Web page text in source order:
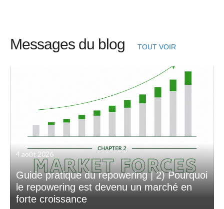
Messages du blog TOUT VOIR
4 août 2026
Guide pratique du repowering | 2) Pourquoi
le repowering est devenu un marché en
forte croissance